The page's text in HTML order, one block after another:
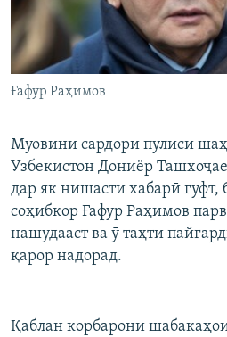
ГУЗОРИШҲОИ РАДИОӢ
Русский
Ҳамаи сомонаҳои RFE/RL
Ғафур Раҳимов
Муовини сардори пулиси
Узбекистон Дониёр
дар як нишасти хабарӣ гуфт,
соҳибкор Ғафур Раҳимов
нашудааст ва ӯ таҳти
қарор надорад.
Қаблан корбарони